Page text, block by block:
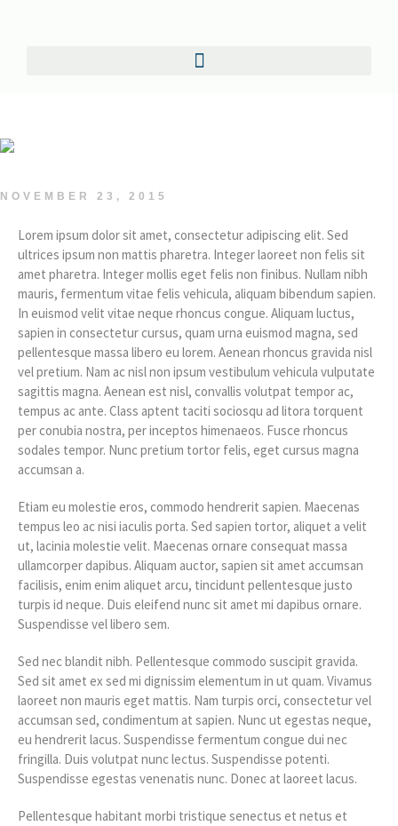
NOVEMBER 23, 2015
Lorem ipsum dolor sit amet, consectetur adipiscing elit. Sed
ultrices ipsum non mattis pharetra. Integer laoreet non felis sit
amet pharetra. Integer mollis eget felis non finibus. Nullam nibh
mauris, fermentum vitae felis vehicula, aliquam bibendum sapien.
In euismod velit vitae neque rhoncus congue. Aliquam luctus,
sapien in consectetur cursus, quam urna euismod magna, sed
pellentesque massa libero eu lorem. Aenean rhoncus gravida nisl
vel pretium. Nam ac nisl non ipsum vestibulum vehicula vulputate
sagittis magna. Aenean est nisl, convallis volutpat tempor ac,
tempus ac ante. Class aptent taciti sociosqu ad litora torquent
per conubia nostra, per inceptos himenaeos. Fusce rhoncus
sodales tempor. Nunc pretium tortor felis, eget cursus magna
accumsan a.
Etiam eu molestie eros, commodo hendrerit sapien. Maecenas
tempus leo ac nisi iaculis porta. Sed sapien tortor, aliquet a velit
ut, lacinia molestie velit. Maecenas ornare consequat massa
ullamcorper dapibus. Aliquam auctor, sapien sit amet accumsan
facilisis, enim enim aliquet arcu, tincidunt pellentesque justo
turpis id neque. Duis eleifend nunc sit amet mi dapibus ornare.
Suspendisse vel libero sem.
Sed nec blandit nibh. Pellentesque commodo suscipit gravida.
Sed sit amet ex sed mi dignissim elementum in ut quam. Vivamus
laoreet non mauris eget mattis. Nam turpis orci, consectetur vel
accumsan sed, condimentum at sapien. Nunc ut egestas neque,
eu hendrerit lacus. Suspendisse fermentum congue dui nec
fringilla. Duis volutpat nunc lectus. Suspendisse potenti.
Suspendisse egestas venenatis nunc. Donec at laoreet lacus.
Pellentesque habitant morbi tristique senectus et netus et